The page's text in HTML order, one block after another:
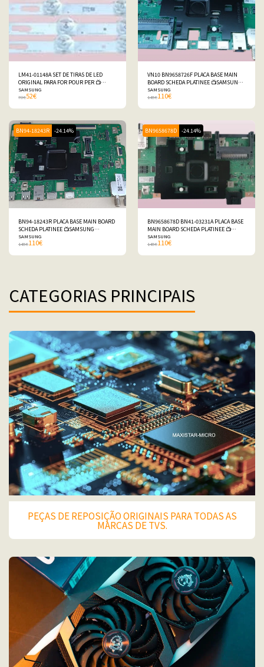
LM41-01148A SET DE TIRAS DE LED
ORIGINAL PARA FOR POUR PER 📺
SAMSUNG TU55DU7175UXXC
SAMSUNG
78€52€
VN10 BN9658726F PLACA BASE MAIN
BOARD SCHEDA PLATINEE 📺SAMSUNG
TU55DU7175UXXC
SAMSUNG
145€110€
BN94-18243R -24.14%
BN94-18243R PLACA BASE MAIN BOARD
SCHEDA PLATINEE 📺SAMSUNG
TQ55Q65CAUXXC
SAMSUNG
145€110€
BN9658678D -24.14%
BN9658678D BN41-03231A PLACA BASE
MAIN BOARD SCHEDA PLATINEE 📺
SAMSUNG TU75DU7105KXXC
SAMSUNG
145€110€
CATEGORIAS PRINCIPAIS
PEÇAS DE REPOSIÇÃO ORIGINAIS PARA TODAS AS
MARCAS DE TVS.